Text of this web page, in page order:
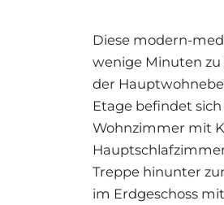
Diese modern-
wenige Minuten
der
Etage befindet
Wohnzimmer mit
Treppe hinunter
im Erdgeschoss